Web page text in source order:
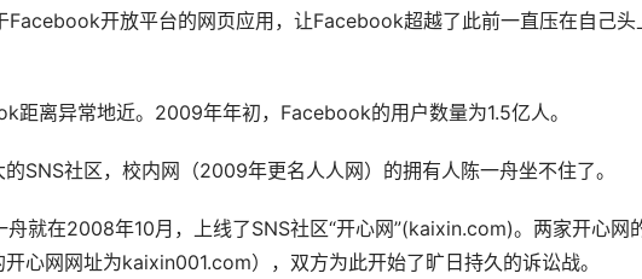
Facebook开放平台的网页应用，让Facebook超越了此前一直压在自己头
距离异常地近。2009年年初，Facebook的用户数量为1.5亿人。
SNS社区，校内网（2009年更名人人网）的拥有人陈一舟坐不住了。
就在2008年10月，上线了SNS社区“开心网”(kaixin.com)。两家开心网
心网网址为kaixin001.com），双方为此开始了旷日持久的诉讼战。